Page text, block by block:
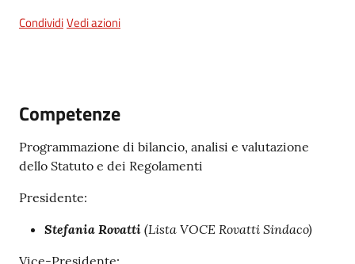
5x1000
line
Tutti
gli
argomenti
CondividiVedi azioni
Competenze
Programmazione di bilancio, analisi e valutazione
dello Statuto e dei Regolamenti
Presidente:
Stefania Rovatti(Lista VOCE Rovatti Sindaco)
Vice-Presidente: